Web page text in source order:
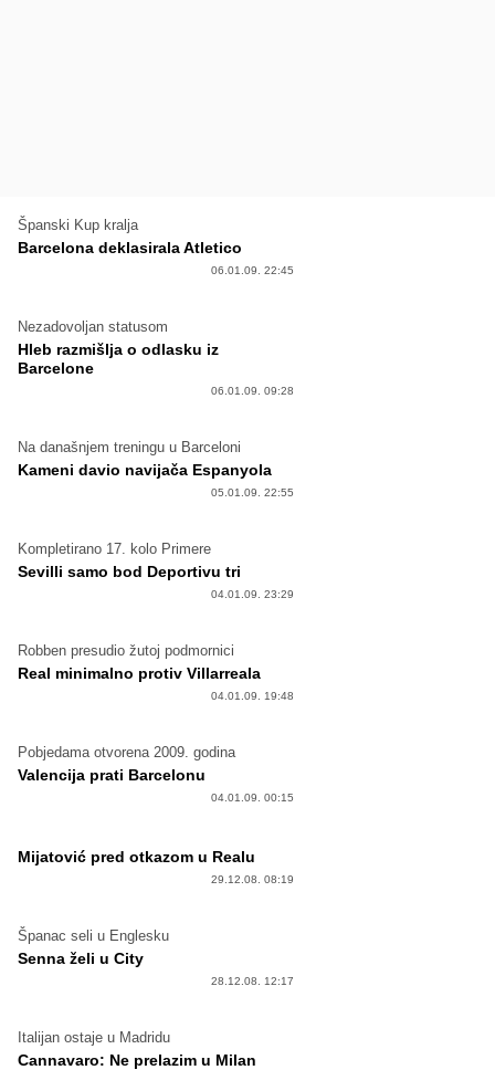
Španski Kup kralja
Barcelona deklasirala Atletico
06.01.09. 22:45
Nezadovoljan statusom
Hleb razmišlja o odlasku iz
Barcelone
06.01.09. 09:28
Na današnjem treningu u Barceloni
Kameni davio navijača Espanyola
05.01.09. 22:55
Kompletirano 17. kolo Primere
Sevilli samo bod Deportivu tri
04.01.09. 23:29
Robben presudio žutoj podmornici
Real minimalno protiv Villarreala
04.01.09. 19:48
Pobjedama otvorena 2009. godina
Valencija prati Barcelonu
04.01.09. 00:15
Mijatović pred otkazom u Realu
29.12.08. 08:19
Španac seli u Englesku
Senna želi u City
28.12.08. 12:17
Italijan ostaje u Madridu
Cannavaro: Ne prelazim u Milan